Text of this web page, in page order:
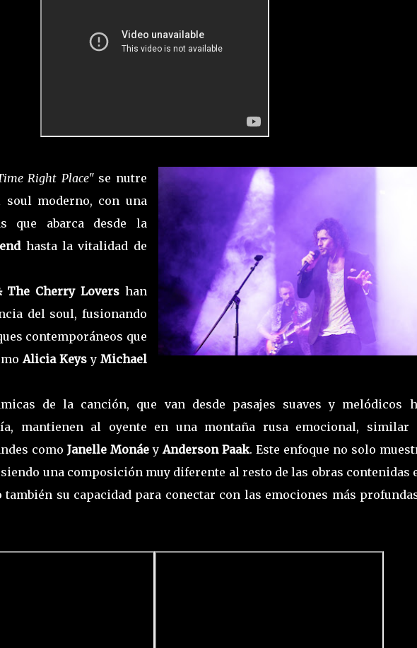
Right Place" se nutre
soul moderno, con una
que abarca desde la
hasta la vitalidad de
The Cherry Lovershan
del soul, fusionando
contemporáneos que
Alicia Keysy Michael
de la canción, que van desde pasajes suaves y melódicos
mantienen al oyente en una montaña rusa emocional, similar
como Janelle MonáeyAnderson Paak. Este enfoque no solo
una composición muy diferente al resto de las obras contenidas
también su capacidad para conectar con las emociones más